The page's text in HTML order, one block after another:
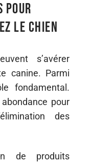
pour
le chien
s’avérer
canine. Parmi
fondamental.
pour
des
de produits